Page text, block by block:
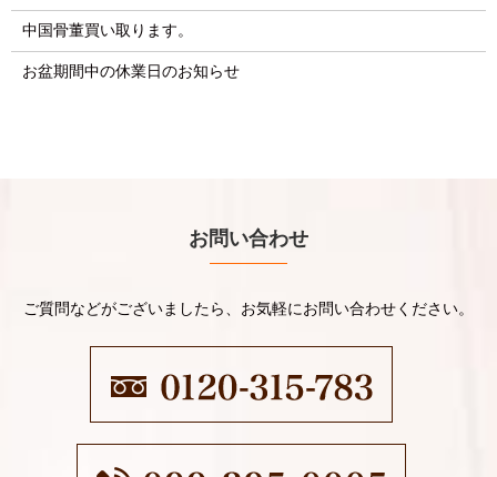
中国骨董買い取ります。
お盆期間中の休業日のお知らせ
お問い合わせ
ご質問などがございましたら、お気軽にお問い合わせください。